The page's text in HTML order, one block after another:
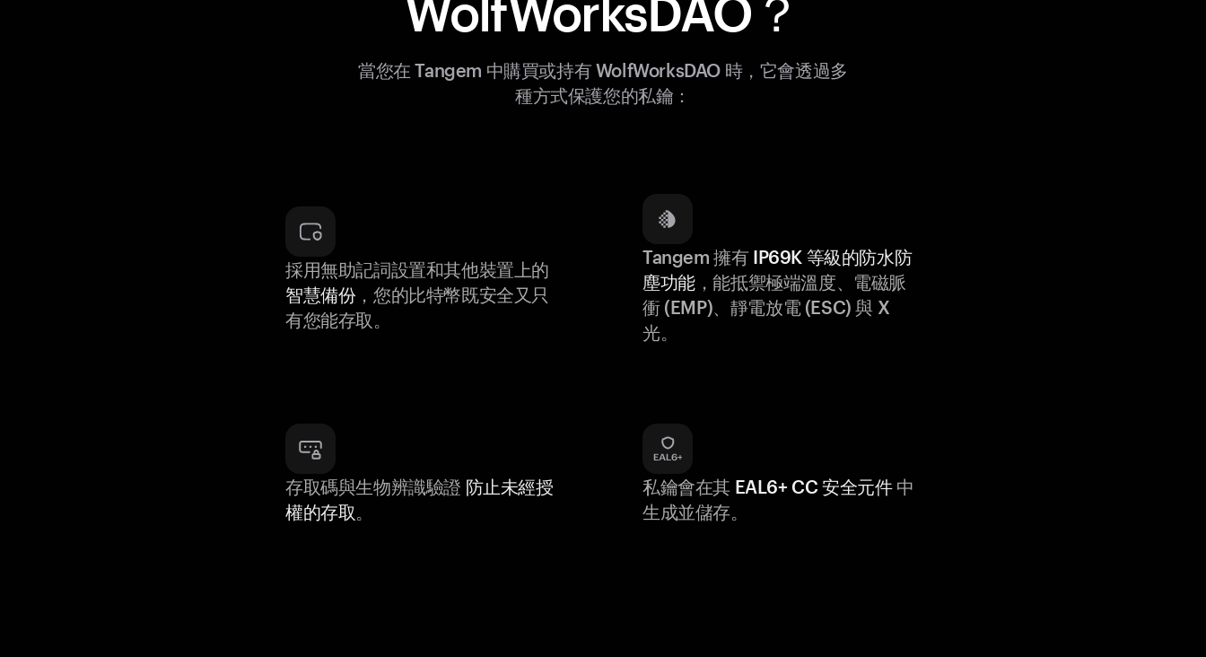
當您在 Tangem 中購買或持有 WolfWorksDAO 時，它會透過多
種方式保護您的私鑰：
採用無助記詞設置和其他裝置上的
智慧備份，您的比特幣既安全又只
有您能存取。
Tangem 擁有 IP69K 等級的防水防
塵功能，能抵禦極端溫度、電磁脈
衝 (EMP)、靜電放電 (ESC) 與 X
光。
存取碼與生物辨識驗證 防止未經授
權的存取。
私鑰會在其 EAL6+ CC 安全元件中
生成並儲存。